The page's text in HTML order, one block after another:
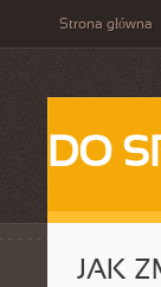
Strona główna
DO
JAK